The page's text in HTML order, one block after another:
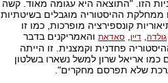
הזו. "התוצאה היא עגומה מאוד. קשה
ממחלקת ההיסטוריה מוגבלים בשיטתיות
קונספירציה מופרכות, כמו זו
גולדה, דיין סאדאתוהאמריקנים בדבר
פחדנית וקמצנית. זו הייתה
אריאל שרון למשל נשארו בשלטון
שלא תפרסם מחקרים".